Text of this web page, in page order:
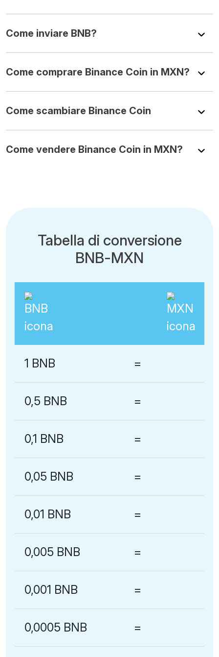
Come inviare BNB?
Come comprare Binance Coin in MXN?
Come scambiare Binance Coin
Come vendere Binance Coin in MXN?
Tabella di conversione
BNB-MXN
1 BNB =
0,5 BNB =
0,1 BNB =
0,05 BNB =
0,01 BNB =
0,005 BNB =
0,001 BNB =
0,0005 BNB =